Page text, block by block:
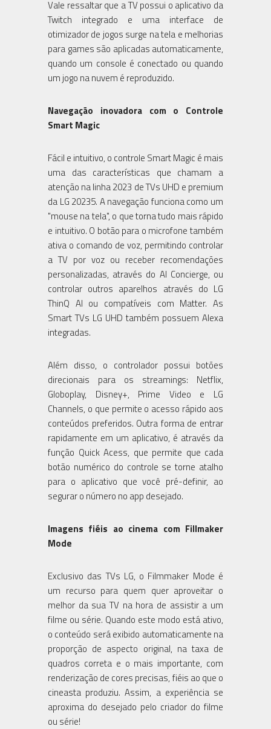
Vale ressaltar que a TV possui o aplicativo da
Twitch integrado e uma interface de
otimizador de jogos surge na tela e melhorias
para games são aplicadas automaticamente,
quando um console é conectado ou quando
um jogo na nuvem é reproduzido.
Navegação inovadora com o Controle
Smart Magic
Fácil e intuitivo, o controle Smart Magic é mais
uma das características que chamam a
atenção na linha 2023 de TVs UHD e premium
da LG 20235. A navegação funciona como um
"mouse na tela", o que torna tudo mais rápido
e intuitivo. O botão para o microfone também
ativa o comando de voz, permitindo controlar
a TV por voz ou receber recomendações
personalizadas, através do AI Concierge, ou
controlar outros aparelhos através do LG
ThinQ AI ou compatíveis com Matter. As
Smart TVs LG UHD também possuem Alexa
integradas.
Além disso, o controlador possui botões
direcionais para os streamings: Netflix,
Globoplay, Disney+, Prime Video e LG
Channels, o que permite o acesso rápido aos
conteúdos preferidos. Outra forma de entrar
rapidamente em um aplicativo, é através da
função Quick Acess, que permite que cada
botão numérico do controle se torne atalho
para o aplicativo que você pré-definir, ao
segurar o número no app desejado.
Imagens fiéis ao cinema com Fillmaker
Mode
Exclusivo das TVs LG, o Filmmaker Mode é
um recurso para quem quer aproveitar o
melhor da sua TV na hora de assistir a um
filme ou série. Quando este modo está ativo,
o conteúdo será exibido automaticamente na
proporção de aspecto original, na taxa de
quadros correta e o mais importante, com
renderização de cores precisas, fiéis ao que o
cineasta produziu. Assim, a experiência se
aproxima do desejado pelo criador do filme
ou série!